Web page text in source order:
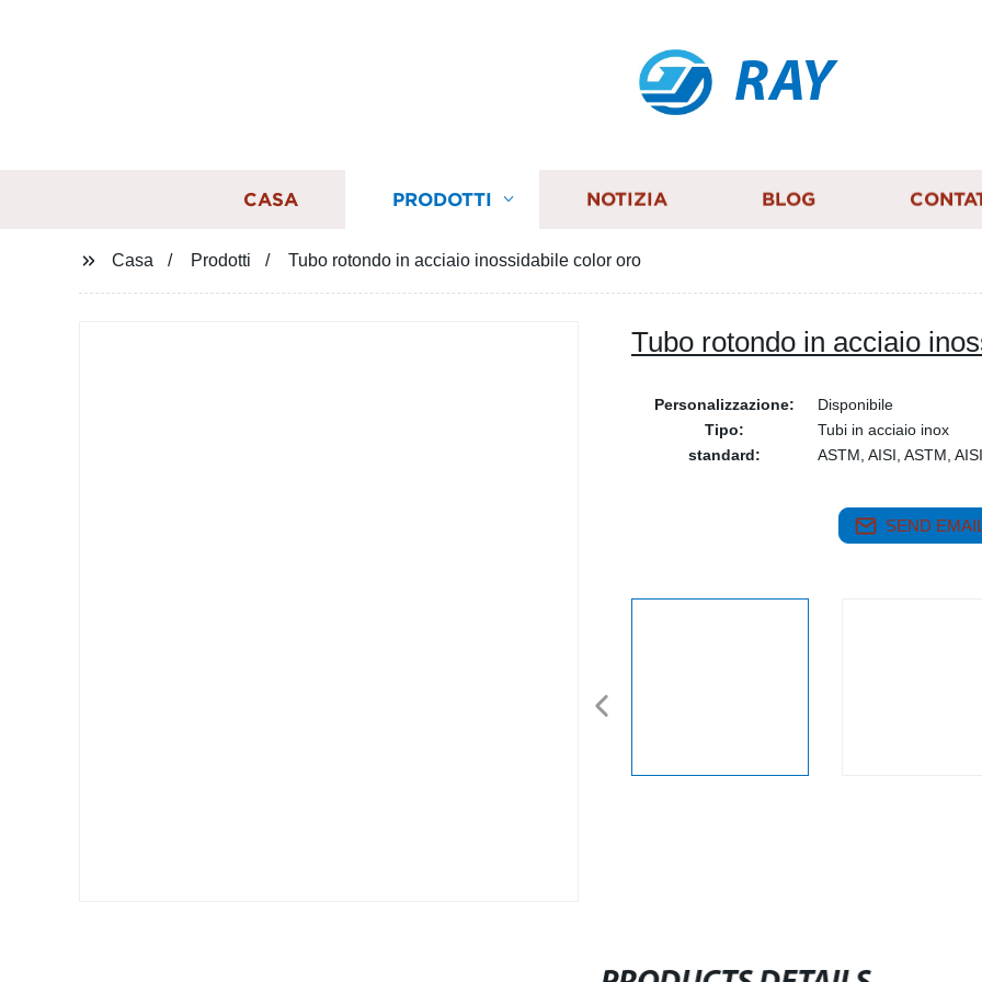
RAY
CASA PRODOTTI NOTIZIA BLOG
Casa Prodotti Tubo rotondo in acciaio inossidabile color oro
Tubo rotondo in acciaio
Personalizzazione:
Disponibile
Tipo:
Tubi in acciaio inox
standard:
ASTM, AISI, ASTM, AISI
SEND